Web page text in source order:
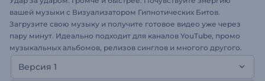
вашей музыки с Визуализатором Гипнотических Битов.
Загрузите свою музыку и получите готовое видео уже через
пару минут. Идеально подходит для каналов YouTube, промо
музыкальных альбомов, релизов синглов и многого другого.
Не упустите ритм. Бесплатно попробуйте прямо сейчас!
Версия 1